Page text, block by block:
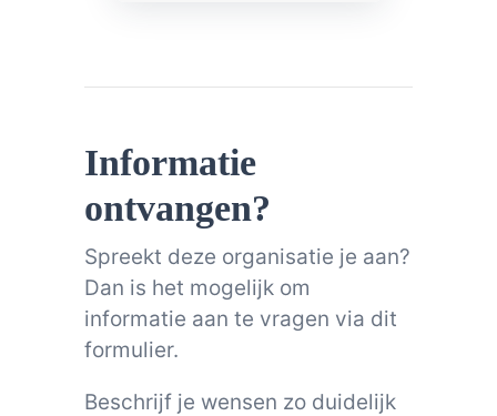
Informatie
ontvangen?
Spreekt deze organisatie je aan?
Dan is het mogelijk om
informatie aan te vragen via dit
formulier.
Beschrijf je wensen zo duidelijk